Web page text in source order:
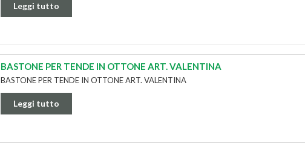
Leggi tutto
BASTONE PER TENDE IN OTTONE ART. VALENTINA
BASTONE PER TENDE IN OTTONE ART. VALENTINA
Leggi tutto